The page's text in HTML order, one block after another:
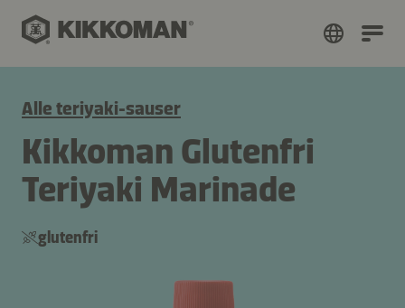
Alle teriyaki-sauser
Kikkoman Glutenfri
Teriyaki Marinade
glutenfri